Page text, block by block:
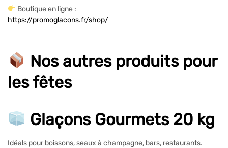
Boutique en ligne :
https://promoglacons.fr/shop/
Nos autres produits pour
les fêtes
Glaçons Gourmets 20 kg
Idéals pour boissons, seaux à champagne, bars, restaurants.